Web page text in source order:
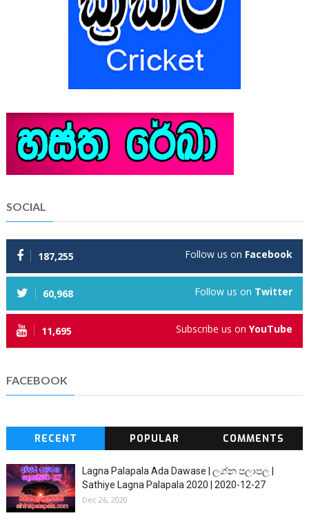
SOCIAL
187,255 Follow us on Facebook
60,968 Follow us on Twitter
11,695 Subscribe us onYouTube
FACEBOOK
RECENT POPULAR COMMENTS
Lagna Palapala Ada Dawase | ලග්න පලාපල |
Sathiye Lagna Palapala 2020 | 2020-12-27
Dec 26, 2020